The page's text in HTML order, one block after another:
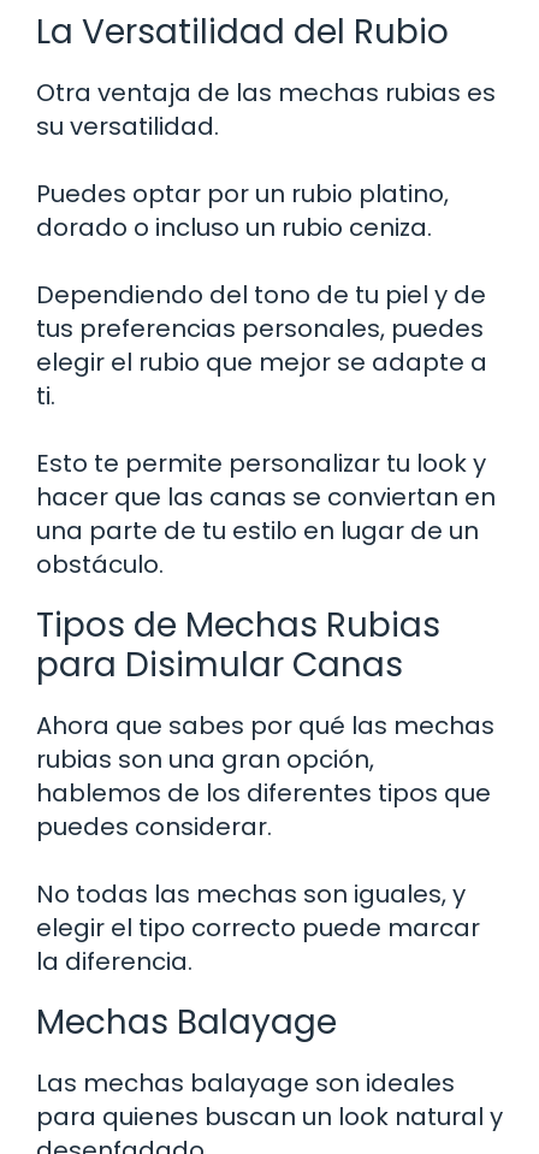
La Versatilidad del Rubio
Otra ventaja de las mechas rubias es
su versatilidad.
Puedes optar por un rubio platino,
dorado o incluso un rubio ceniza.
Dependiendo del tono de tu piel y de
tus preferencias personales, puedes
elegir el rubio que mejor se adapte a
ti.
Esto te permite personalizar tu look y
hacer que las canas se conviertan en
una parte de tu estilo en lugar de un
obstáculo.
Tipos de Mechas Rubias
para Disimular Canas
Ahora que sabes por qué las mechas
rubias son una gran opción,
hablemos de los diferentes tipos que
puedes considerar.
No todas las mechas son iguales, y
elegir el tipo correcto puede marcar
la diferencia.
Mechas Balayage
Las mechas balayage son ideales
para quienes buscan un look natural y